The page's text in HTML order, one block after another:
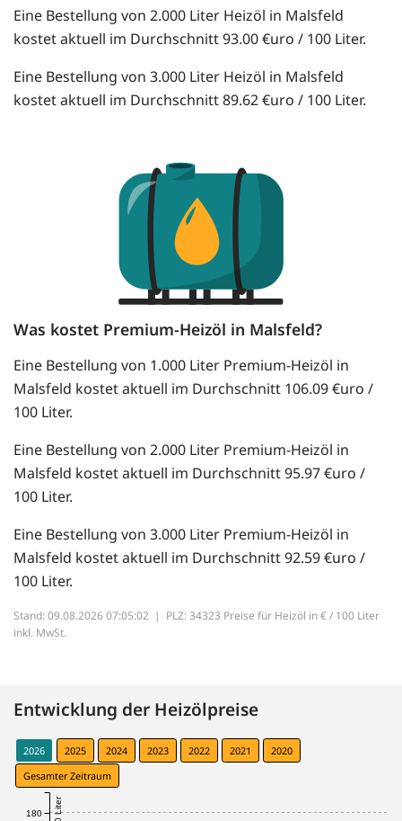
Eine Bestellung von 2.000 Liter Heizöl in Malsfeld
kostet aktuell im Durchschnitt 93.00 €uro / 100 Liter.
Eine Bestellung von 3.000 Liter Heizöl in Malsfeld
kostet aktuell im Durchschnitt 89.62 €uro / 100 Liter.
Was kostet Premium-Heizöl in Malsfeld?
Eine Bestellung von 1.000 Liter Premium-Heizöl in
Malsfeld kostet aktuell im Durchschnitt 106.09 €uro /
100 Liter.
Eine Bestellung von 2.000 Liter Premium-Heizöl in
Malsfeld kostet aktuell im Durchschnitt 95.97 €uro /
100 Liter.
Eine Bestellung von 3.000 Liter Premium-Heizöl in
Malsfeld kostet aktuell im Durchschnitt 92.59 €uro /
100 Liter.
Stand: 09.08.2026 07:05:02 | PLZ: 34323 Preise für Heizöl in € / 100 Liter
inkl. MwSt.
Entwicklung der Heizölpreise
2026 2025 2024 2023 2022 2021
2020
Gesamter Zeitraum
180